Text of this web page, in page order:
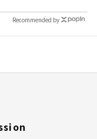
Recommended by